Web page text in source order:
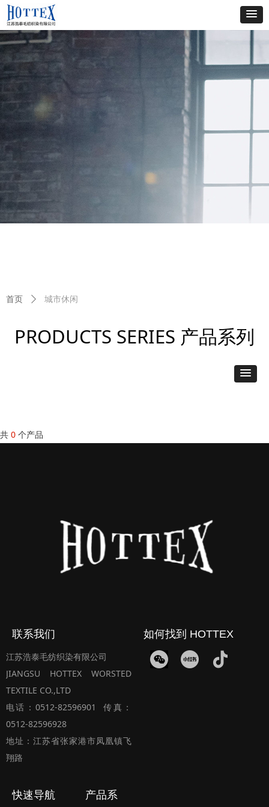
共 0 个产品
PRODUCTS SERIES 产品系列
首页 ꄲ 城市休闲
联系我们
江苏浩泰毛纺织染有限公司
JIANGSU HOTTEX WORSTED
TEXTILE CO.,LTD
电话：0512-82596901 传真：
0512-82596928
地址：江苏省张家港市凤凰镇飞
翔路
如何找到 HOTTEX
快速导航 产品系